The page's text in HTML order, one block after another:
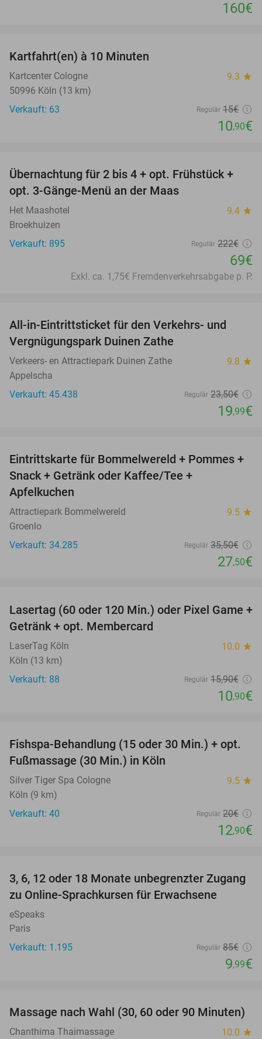
160€
Kartfahrt(en) à 10 Minuten
Kartcenter Cologne 9.3 star
50996 Köln (13 km)
Verkauft: 63
Regulär 15€
10,90€
69%
Übernachtung für 2 bis 4 + opt. Frühstück +
opt. 3-Gänge-Menü an der Maas
Het Maashotel 9.4 star
Broekhuizen
Verkauft: 895
Regulär 222€
69€
Exkl. ca. 1,75€ Fremdenverkehrsabgabe p. P.
All-in-Eintrittsticket für den Verkehrs- und
Vergnügungspark Duinen Zathe
Verkeers- en Attractiepark Duinen Zathe 9.8 star
Appelscha
Verkauft: 45.438
Regulär 23,50€
19,99€
23%
Eintrittskarte für Bommelwereld + Pommes +
Snack + Getränk oder Kaffee/Tee +
Apfelkuchen
Attractiepark Bommelwereld 9.5 star
Groenlo
Verkauft: 34.285
Regulär 35,50€
27,50€
31%
Lasertag (60 oder 120 Min.) oder Pixel Game +
Getränk + opt. Membercard
LaserTag Köln 10.0 star
Köln (13 km)
Verkauft: 88
Regulär 15,90€
10,90€
36%
Fishspa-Behandlung (15 oder 30 Min.) + opt.
Fußmassage (30 Min.) in Köln
Silver Tiger Spa Cologne 9.5 star
Köln (9 km)
Verkauft: 40
Regulär 20€
12,90€
88%
3, 6, 12 oder 18 Monate unbegrenzter Zugang
zu Online-Sprachkursen für Erwachsene
eSpeaks
Paris
Verkauft: 1.195
Regulär 85€
9,99€
34%
Massage nach Wahl (30, 60 oder 90 Minuten)
Chanthima Thaimassage 10.0 star